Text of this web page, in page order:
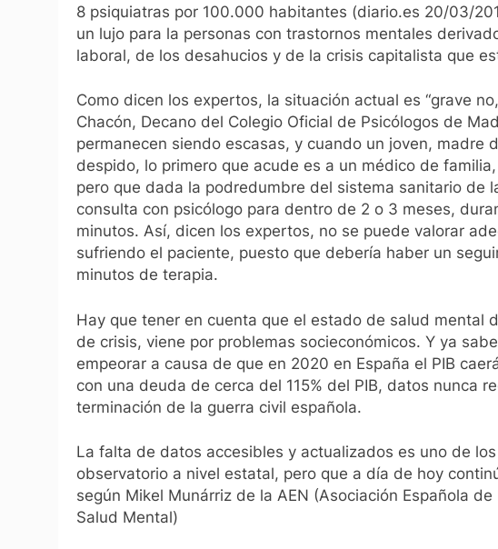
8 psiquiatras por 100.000 habitantes (diario.es 20/03/
un lujo para la personas con trastornos mentales
laboral, de los desahucios y de la crisis capitalista que
Como dicen los expertos, la situación actual es “grave
Chacón, Decano del Colegio Oficial de Psicólogos de
permanecen siendo escasas, y cuando un joven, madre
despido, lo primero que acude es a un médico de
pero que dada la podredumbre del sistema sanitario de
consulta con psicólogo para dentro de 2 o 3 meses,
minutos. Así, dicen los expertos, no se puede valorar
sufriendo el paciente, puesto que debería haber un
minutos de terapia.
Hay que tener en cuenta que el estado de salud mental
de crisis, viene por problemas socieconómicos. Y ya
empeorar a causa de que en 2020 en España el PIB
con una deuda de cerca del 115% del PIB, datos nunca
terminación de la guerra civil española.
La falta de datos accesibles y actualizados es uno de
observatorio a nivel estatal, pero que a día de hoy
según Mikel Munárriz de la AEN (Asociación Española
Salud Mental)